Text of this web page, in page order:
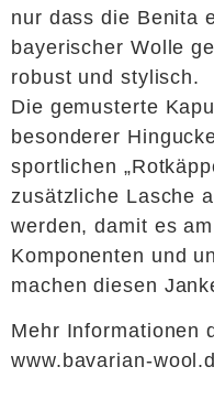
nur dass die Benita
bayerischer Wolle
robust und stylisch.
Die gemusterte
besonderer
sportlichen
zusätzliche Lasche
werden, damit es
Komponenten und
machen diesen
Mehr Informationen
www.bavarian-